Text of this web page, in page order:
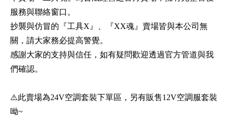
服務與聯絡窗口。
抄襲與仿冒的『工具X』、『XX魂』賣場皆與本公司無
關，請大家務必提高警覺。
感謝大家的支持與信任，如有疑問歡迎透過官方管道與我
們確認。
⚠️此賣場為24V空調套裝下單區，另有販售12V空調服套裝
呦~